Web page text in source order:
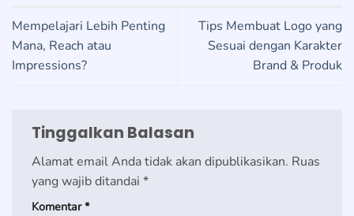
Mempelajari Lebih Penting
Mana, Reach atau
Impressions?
Tips Membuat Logo yang
Sesuai dengan Karakter
Brand & Produk
Tinggalkan Balasan
Alamat email Anda tidak akan dipublikasikan. Ruas
yang wajib ditandai *
Komentar*